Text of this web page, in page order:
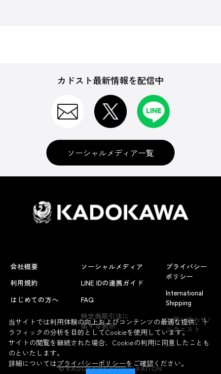
よくあるお問い合わせ
カドスト最新情報を配信中
ソーシャルメディア一覧
会社概要
利用規約
はじめての方へ
ソーシャルメディア
LINE IDの連携ガイド
FAQ
特定商取引法に
関する表示
プライバシー
ポリシー
International
Shipping
お問い合わせ/
リクエスト
© KADOKAWA CORPORATION
当サイトでは利用体験の向上およびコンテンツの最適な提供、ト
ラフィックの分析を目的としてCookieを使用しています。
サイトの閲覧を継続された場合、Cookieの利用に同意したことも
のといたします。
詳細についてはプライバシーポリシーをご確認ください。